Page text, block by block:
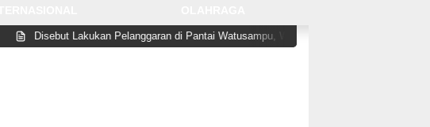
Lakukan Pelanggaran di Pantai Watusampu, Wabup Abdul Sahid Tegaskan Semua Berjalan